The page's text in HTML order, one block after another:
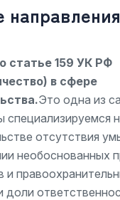
статье 159 УК РФ
в сфере
Это одна из
специализируемся
отсутствия
необоснованных
и
доли